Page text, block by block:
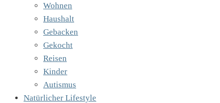
Wohnen
Haushalt
Gebacken
Gekocht
Reisen
Kinder
Autismus
Natürlicher Lifestyle